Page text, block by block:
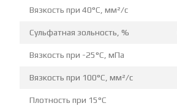
Вязкость при 40°C, мм²/с
Сульфатная зольность, %
Вязкость при -25°C, мПа
Вязкость при 100°C, мм²/с
Плотность при 15°C